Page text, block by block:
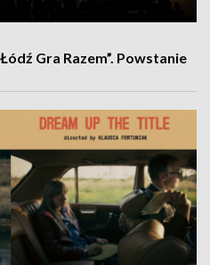
Gra Razem”. Powstanie